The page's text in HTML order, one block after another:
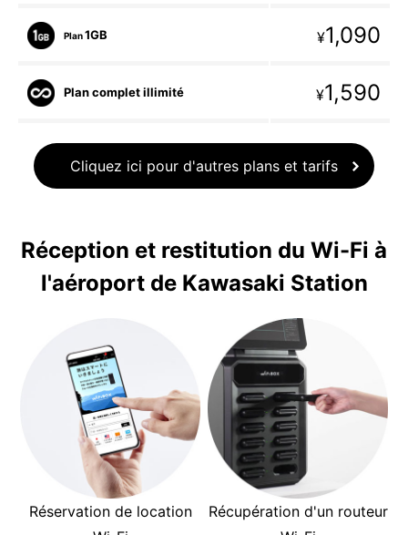
Plan1GB ¥1,090
Plan complet illimité ¥1,590
Cliquez ici pour d'autres plans et tarifs
Réception et restitution du Wi-Fi à
l'aéroport de Kawasaki Station
Réservation de location
Récupération d'un routeur